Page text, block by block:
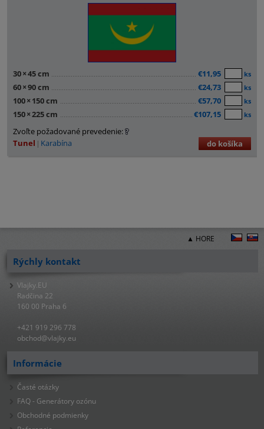
30×45 cm €11,95 ks
60×90 cm €24,73 ks
100× 150 cm €57,70 ks
150×225 cm €107,15 ks
Zvoľte požadované prevedenie:
Tunel
Karabína do košíka
▲ HORE
Rýchly kontakt
Vlajky.EU
Radčina 22
160 00 Praha 6
+421 919 296 778
obchod@vlajky.eu
Informácie
Časté otázky
FAQ - Generátory ozónu
Obchodné podmienky